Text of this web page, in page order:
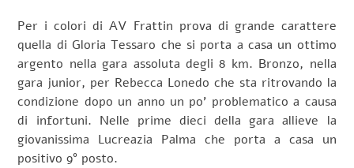
Per i colori di AV Frattin prova di grande carattere
quella di Gloria Tessaro che si porta a casa un ottimo
argento nella gara assoluta degli 8 km. Bronzo, nella
gara junior, per Rebecca Lonedo che sta ritrovando la
condizione dopo un anno un po’ problematico a causa
di infortuni. Nelle prime dieci della gara allieve la
giovanissima Lucreazia Palma che porta a casa un
positivo 9° posto.